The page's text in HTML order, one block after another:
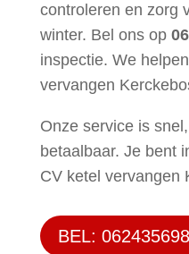
controleren en zorg
winter. Bel ons op
inspectie. We
vervangen
Onze service is
betaalbaar. Je bent
CV ketel vervangen
BEL: